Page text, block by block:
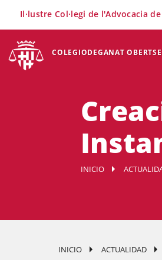
COLEGIODEGANAT OBERT
Il·lustre Col·legi de l'Advocacia
INICIO
INICIO ACTUALIDAD